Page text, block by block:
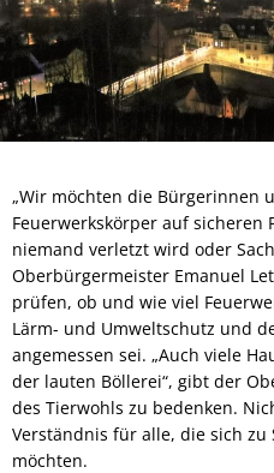
„Wir möchten die Bürgerinnen
Feuerwerkskörper auf
niemand verletzt wird oder
Oberbürgermeister Emanuel
prüfen, ob und wie viel
Lärm- und Umweltschutz und
angemessen sei. „Auch viele
der lauten Böllerei“, gibt der
des Tierwohls zu bedenken.
Verständnis für alle, die sich zu
möchten.